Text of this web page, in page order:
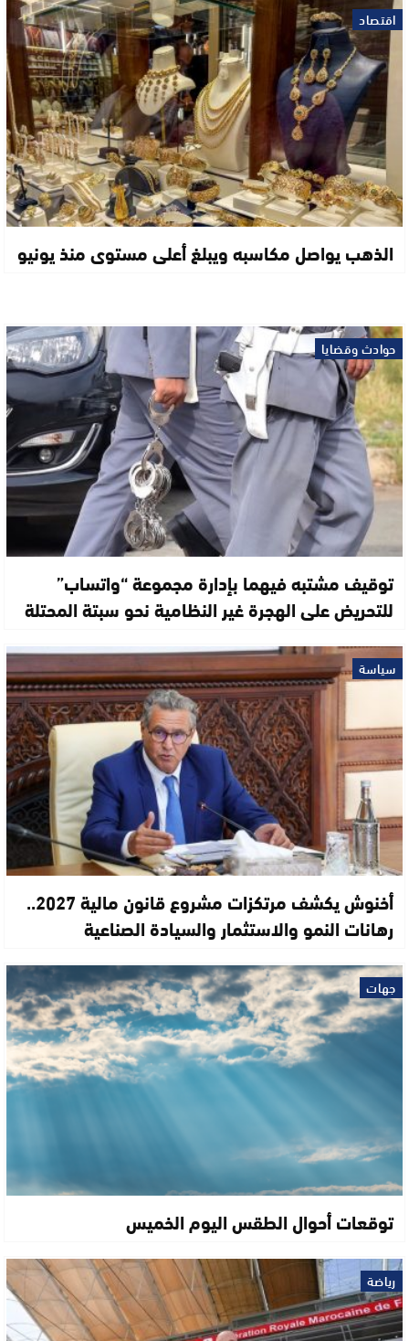
اقتصاد
الذهب يواصل مكاسبه ويبلغ أعلى مستوى منذ يونيو
حوادث وقضايا
توقيف مشتبه فيهما بإدارة مجموعة “واتساب”
للتحريض على الهجرة غير النظامية نحو سبتة المحتلة
سياسة
أخنوش يكشف مرتكزات مشروع قانون مالية 2027..
رهانات النمو والاستثمار والسيادة الصناعية
جهات
توقعات أحوال الطقس اليوم الخميس
رياضة